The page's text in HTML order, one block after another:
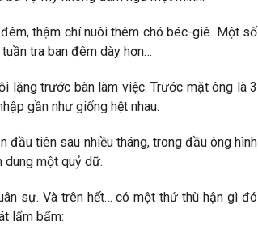
thậm chí nuôi thêm chó béc-giê. Một số
tra ban đêm dày hơn…
lặng trước bàn làm việc. Trước mặt ông là 3
gần như giống hệt nhau.
đầu tiên sau nhiều tháng, trong đầu ông hình
dung một quỷ dữ.
sự. Và trên hết… có một thứ thù hận gì đó
lẩm bẩm: